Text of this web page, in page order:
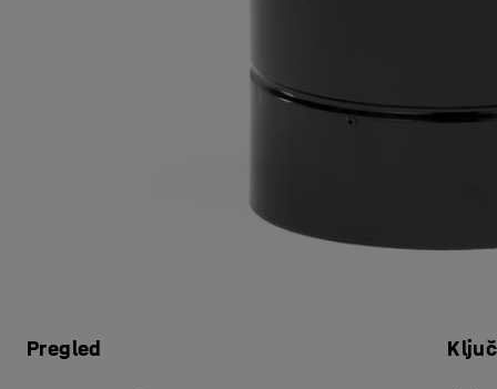
Pregled